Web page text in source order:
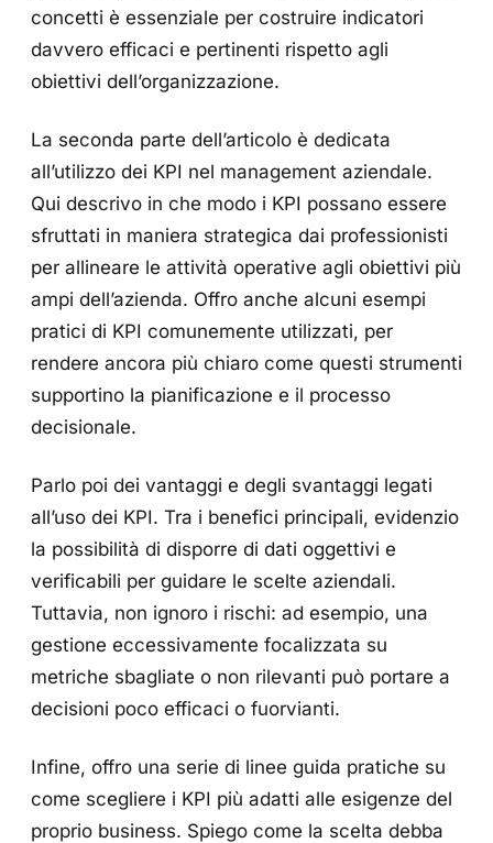
concetti è essenziale per costruire indicatori
davvero efficaci e pertinenti rispetto agli
obiettivi dell’organizzazione.
La seconda parte dell’articolo è dedicata
all’utilizzo dei KPI nel management aziendale.
Qui descrivo in che modo i KPI possano essere
sfruttati in maniera strategica dai professionisti
per allineare le attività operative agli obiettivi più
ampi dell’azienda. Offro anche alcuni esempi
pratici di KPI comunemente utilizzati, per
rendere ancora più chiaro come questi strumenti
supportino la pianificazione e il processo
decisionale.
Parlo poi dei vantaggi e degli svantaggi legati
all’uso dei KPI. Tra i benefici principali, evidenzio
la possibilità di disporre di dati oggettivi e
verificabili per guidare le scelte aziendali.
Tuttavia, non ignoro i rischi: ad esempio, una
gestione eccessivamente focalizzata su
metriche sbagliate o non rilevanti può portare a
decisioni poco efficaci o fuorvianti.
Infine, offro una serie di linee guida pratiche su
come scegliere i KPI più adatti alle esigenze del
proprio business. Spiego come la scelta debba